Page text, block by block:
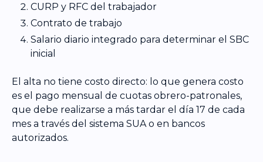
CURP y RFC del trabajador
Contrato de trabajo
Salario diario integrado para determinar el SBC
inicial
El alta no tiene costo directo: lo que genera costo
es el pago mensual de cuotas obrero-patronales,
que debe realizarse a más tardar el día 17 de cada
mes a través del sistema SUA o en bancos
autorizados.